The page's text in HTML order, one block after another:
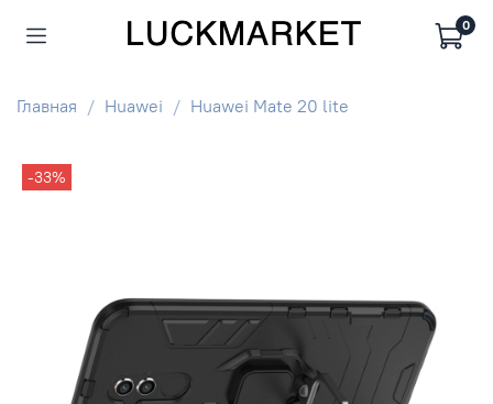
0
Главная Huawei Huawei Mate 20 lite
-33%